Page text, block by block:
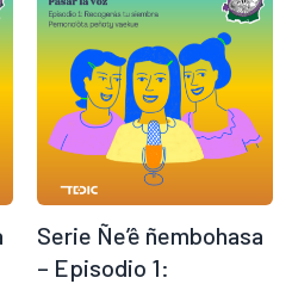
Serie Ñe’ê ñembohasa
– Episodio 1: